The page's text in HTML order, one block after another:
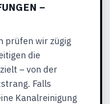
–
prüfen wir zügig
die
– von der
Falls
Kanalreinigung